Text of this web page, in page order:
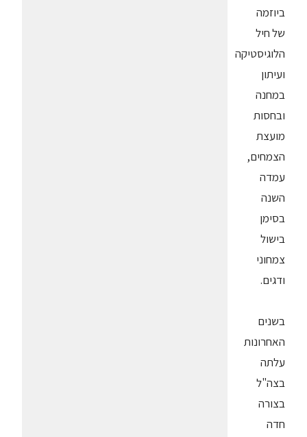
ביוזמה
של חיל
הלוגיסטיקה
ועיתון
במחנה
ובחסות
מועצת
הצמחים,
עמדה
השנה
בסימן
בישול
צמחוני
ודגים.
בשנים
האחרונות
עלתה
בצה"ל
בצורה
חדה